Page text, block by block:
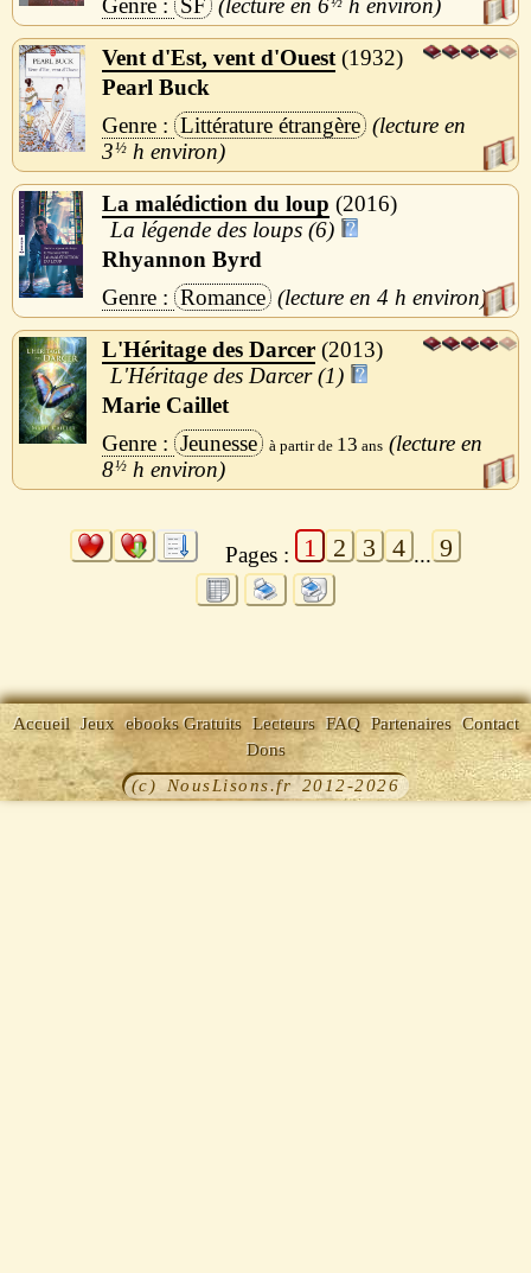
Vent d'Est, vent d'Ouest 1932
Pearl Buck
Littérature étrangère
3½ h
La malédiction du loup
2016
La légende des loups (6)
Rhyannon Byrd
Romance
4 h
L'Héritage des Darcer 2013
L'Héritage des Darcer (1)
Marie Caillet
Jeunesse
13
8½ h
Pages : 1 2 3 4 ... 9
Accueil Jeux ebooks Gratuits Lecteurs FAQ Partenaires Contact
Dons
(c) NousLisons.fr 2012-2026